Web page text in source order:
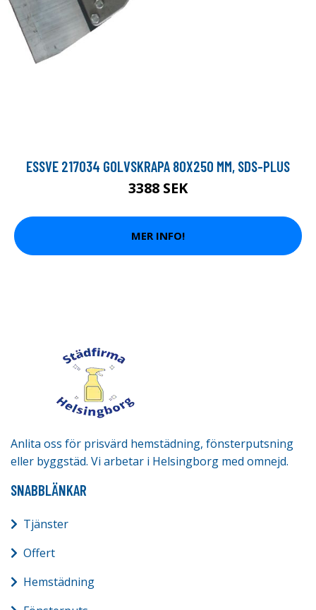
ESSVE 217034 GOLVSKRAPA 80X250 MM, SDS-PLUS
3388 SEK
MER INFO!
Anlita oss för prisvärd hemstädning, fönsterputsning
eller byggstäd. Vi arbetar i Helsingborg med omnejd.
SNABBLÄNKAR
Tjänster
Offert
Hemstädning